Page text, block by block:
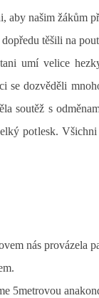
našim žákům
těšili na
umí velice
se dozvěděli
soutěž s
potlesk.
nás provázela